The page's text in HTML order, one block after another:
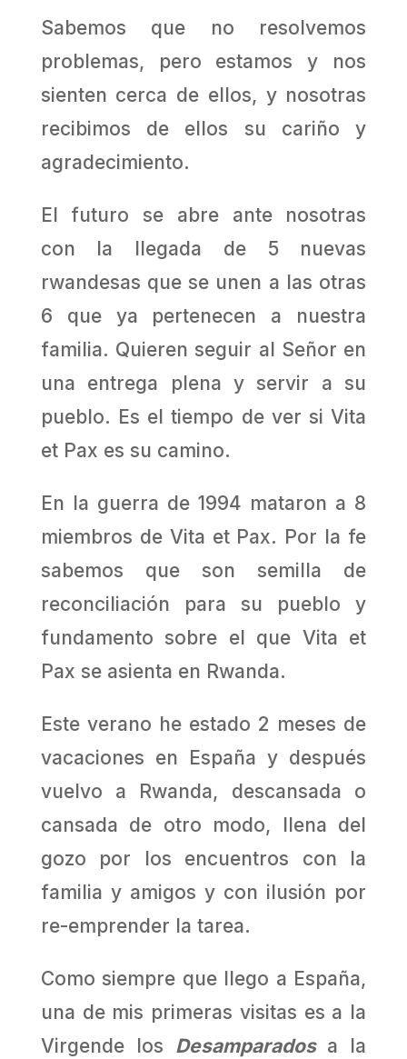
Sabemos que no resolvemos
problemas, pero estamos y nos
sienten cerca de ellos, y nosotras
recibimos de ellos su cariño y
agradecimiento.
El futuro se abre ante nosotras
con la llegada de 5 nuevas
rwandesas que se unen a las otras
6 que ya pertenecen a nuestra
familia. Quieren seguir al Señor en
una entrega plena y servir a su
pueblo. Es el tiempo de ver si Vita
et Pax es su camino.
En la guerra de 1994 mataron a 8
miembros de Vita et Pax. Por la fe
sabemos que son semilla de
reconciliación para su pueblo y
fundamento sobre el que Vita et
Pax se asienta en Rwanda.
Este verano he estado 2 meses de
vacaciones en España y después
vuelvo a Rwanda, descansada o
cansada de otro modo, llena del
gozo por los encuentros con la
familia y amigos y con ilusión por
re-emprender la tarea.
Como siempre que llego a España,
una de mis primeras visitas es a la
Virgende los Desamparados a la